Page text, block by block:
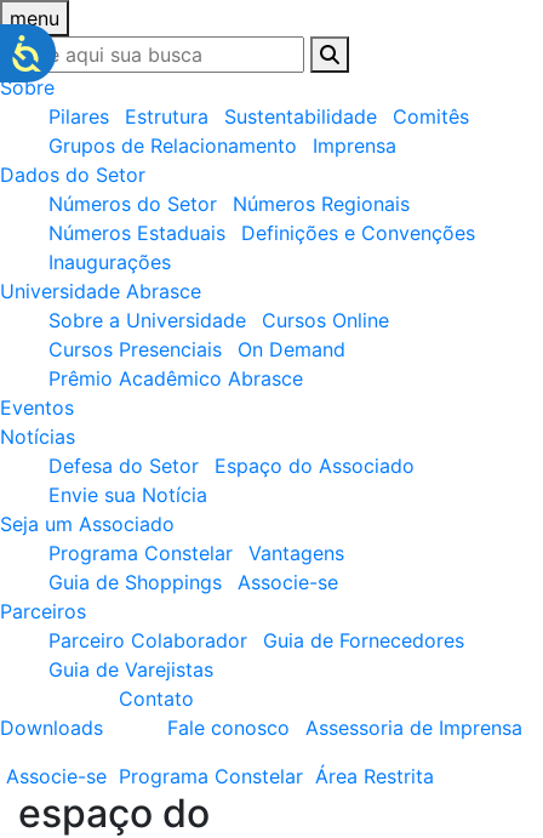
menu
Sobre
Pilares
Estrutura Sustentabilidade
Comitês
Grupos de Relacionamento
Imprensa
Dados do Setor
Números do Setor
Números Regionais
Números Estaduais
Definições e Convenções
Inaugurações
Universidade Abrasce
Sobre a Universidade
Cursos Online
Cursos Presenciais
On Demand
Prêmio Acadêmico Abrasce
Eventos
Notícias
Defesa do Setor
Espaço do Associado
Envie sua Notícia
Seja um Associado
Programa Constelar
Vantagens
Guia de Shoppings
Associe-se
Parceiros
Parceiro Colaborador
Guia de Fornecedores
Guia de Varejistas
Downloads
Contato
Fale conosco
Assessoria de Imprensa
Associe-se Programa Constelar Área Restrita
espaço do